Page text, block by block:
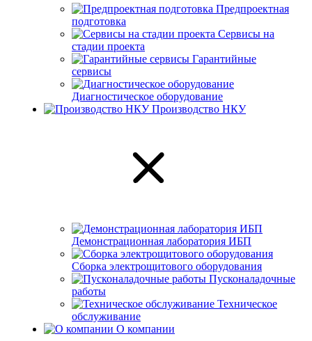
Предпроектная
подготовка
Сервисы на
стадии проекта
Гарантийные
сервисы
Диагностическое оборудование
Производство НКУ
Демонстрационная лаборатория ИБП
Сборка электрощитового оборудования
Пусконаладочные
работы
Техническое
обслуживание
О компании